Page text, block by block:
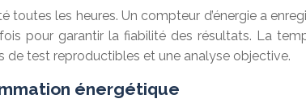
toutes les heures. Un compteur d’énergie a
pour garantir la fiabilité des résultats. La
test reproductibles et une analyse objective.
énergétique